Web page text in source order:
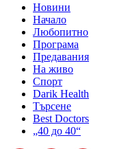
Новини
Начало
Любопитно
Програма
Предавания
На живо
Спорт
Darik Health
Търсене
Best Doctors
„40 до 40“